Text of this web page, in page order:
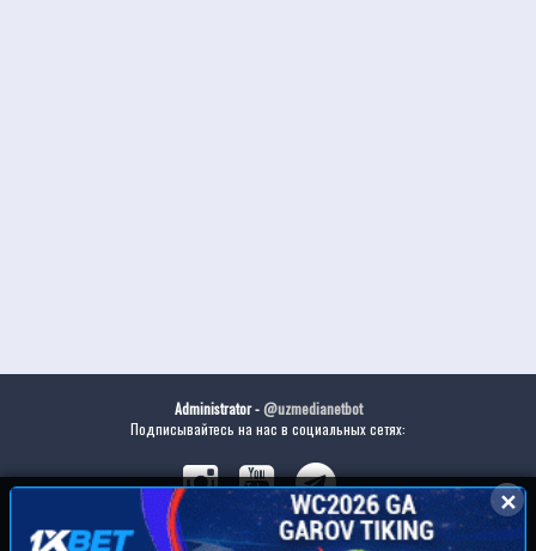
Administrator -@uzmedianetbot
Подписывайтесь на нас в социальных сетях:
Скачайте наше приложение:
✕
✕